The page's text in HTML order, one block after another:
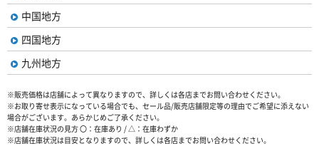
中国地方
四国地方
九州地方
※販売価格は店舗によって異なりますので、詳しくは各店までお問い合わせください。
※お取り寄せ表示になっている場合でも、セール品/販売店舗限定等の理由でご希望に添えない
場合がございます。あらかじめご了承ください。
※店舗在庫状況の見方 〇：在庫あり / △：在庫わずか
※店舗在庫状況は目安となりますので、詳しくは各店までお問い合わせください。